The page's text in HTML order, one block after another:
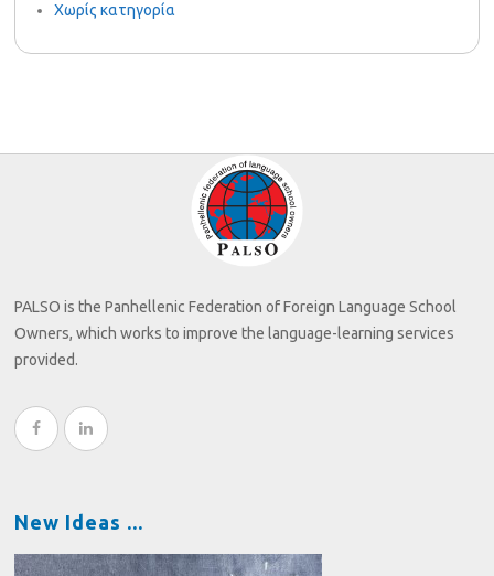
Χωρίς κατηγορία
PALSO is the Panhellenic Federation of Foreign Language School
Owners, which works to improve the language-learning services
provided.
New Ideas